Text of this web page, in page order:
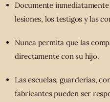
Documente
lesiones, los testigos y las
Nunca permita que las
directamente con su hijo.
Las escuelas, guarderías,
fabricantes pueden ser